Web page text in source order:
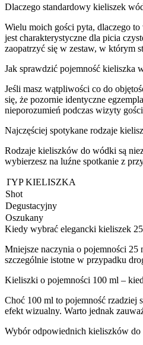
Dlaczego standardowy kieliszek
Wielu moich gości pyta, dlaczego
jest charakterystyczne dla picia
zaopatrzyć się w zestaw, w którym
Jak sprawdzić pojemność kieliszka
Jeśli masz wątpliwości co do
się, że pozornie identyczne
nieporozumień podczas wizyty
Najczęściej spotykane rodzaje
Rodzaje kieliszków do wódki są
wybierzesz na luźne spotkanie z
TYP KIELISZKA
Shot
Degustacyjny
Oszukany
Kiedy wybrać elegancki kieliszek
Mniejsze naczynia o pojemności
szczególnie istotne w przypadku
Kieliszki o pojemności 100 ml –
Choć 100 ml to pojemność rzadziej
efekt wizualny. Warto jednak
Wybór odpowiednich kieliszków do